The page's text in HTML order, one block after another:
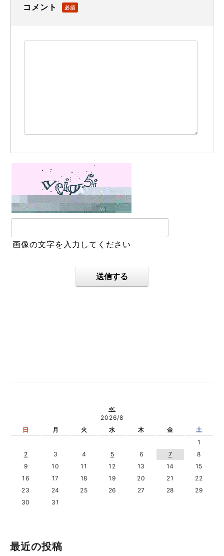
コメント 必須
画像の文字を入力してください
送信する
≪
2026/8
日
月 火 水 木 金
土
1
2
3 4 5 6 7
8
9
10 11 12 13 14
15
16
17 18 19 20 21
22
23
24 25 26 27 28
29
30
31
最近の投稿